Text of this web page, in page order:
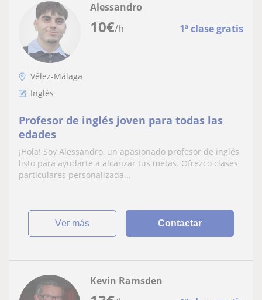
10€/h 1ª clase gratis
Alessandro
Vélez-Málaga
Inglés
Profesor de inglés joven para todas las
edades
¡Hola! Soy Alessandro, un apasionado profesor de inglés
listo para ayudarte a alcanzar tus metas. Ofrezco clases
particulares personalizada...
ver más Contactar
Kevin Ramsden